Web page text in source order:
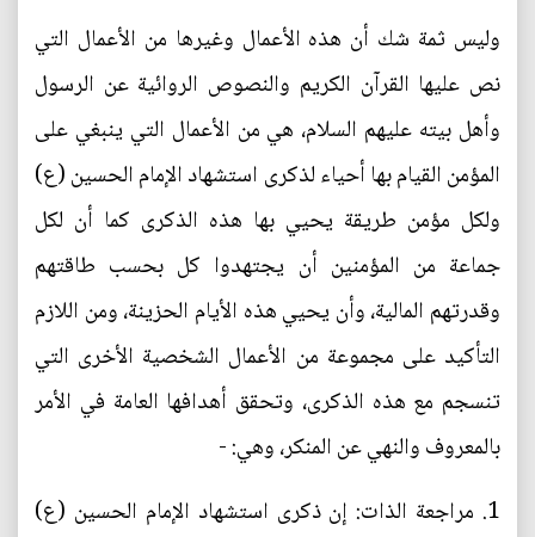
وليس ثمة شك أن هذه الأعمال وغيرها من الأعمال التي
نص عليها القرآن الكريم والنصوص الروائية عن الرسول
وأهل بيته عليهم السلام، هي من الأعمال التي ينبغي على
المؤمن القيام بها أحياء لذكرى استشهاد الإمام الحسين (ع)
ولكل مؤمن طريقة يحيي بها هذه الذكرى كما أن لكل
جماعة من المؤمنين أن يجتهدوا كل بحسب طاقتهم
وقدرتهم المالية، وأن يحيي هذه الأيام الحزينة، ومن اللازم
التأكيد على مجموعة من الأعمال الشخصية الأخرى التي
تنسجم مع هذه الذكرى، وتحقق أهدافها العامة في الأمر
بالمعروف والنهي عن المنكر، وهي: -
1. مراجعة الذات: إن ذكرى استشهاد الإمام الحسين (ع)